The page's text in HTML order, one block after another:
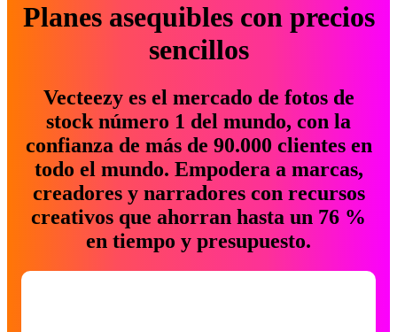
Planes asequibles con precios
sencillos
Vecteezy es el mercado de fotos de
stock número 1 del mundo, con la
confianza de más de 90.000 clientes en
todo el mundo. Empodera a marcas,
creadores y narradores con recursos
creativos que ahorran hasta un 76 %
en tiempo y presupuesto.